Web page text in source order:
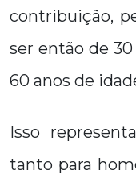
contribuição,
ser então de
60 anos de
Isso
tanto para